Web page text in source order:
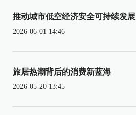
推动城市低空经济安全可持续发展
2026-06-01 14:46
旅居热潮背后的消费新蓝海
2026-05-20 13:45